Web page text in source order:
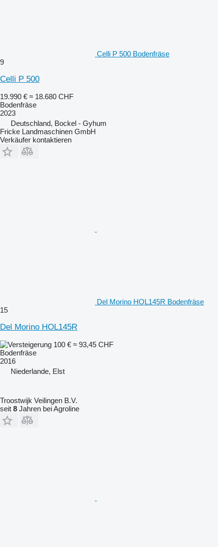
Celli P 500 Bodenfräse
9
Celli P 500
19.990 € ≈ 18.680 CHF
Bodenfräse
2023
Deutschland, Bockel - Gyhum
Fricke Landmaschinen GmbH
Verkäufer kontaktieren
Del Morino HOL145R Bodenfräse
15
Del Morino HOL145R
100 € ≈ 93,45 CHF
Bodenfräse
2016
Niederlande, Elst
Troostwijk Veilingen B.V.
seit 8 Jahren bei Agroline